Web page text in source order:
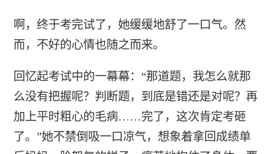
啊，终于考完试了，她缓缓地舒了一口气。然
而，不好的心情也随之而来。
回忆起考试中的一幕幕：“那道题，我怎么就那
么没有把握呢？判断题，到底是错还是对呢？再
加上平时粗心的毛病……完了，这次肯定考砸
了。”她不禁倒吸一口凉气，想象着拿回成绩单